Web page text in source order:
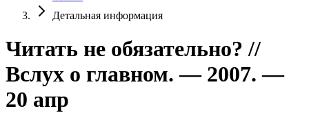
Детальная информация
Читать не обязательно? //
Вслух о главном. — 2007. —
20 апр